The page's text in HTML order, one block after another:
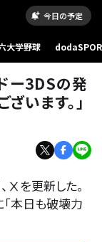
今日の予定
大学野球
ー3DSの発
います。」
Ⅹを更新した。
「本日も破壊力